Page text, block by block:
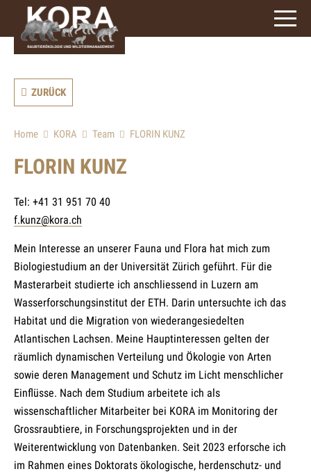
ZURÜCK
Home KORA Team FLORIN KUNZ
FLORIN KUNZ
Tel: +41 31 951 70 40
f.kunz@kora.ch
Mein Interesse an unserer Fauna und Flora hat mich zum
Biologiestudium an der Universität Zürich geführt. Für die
Masterarbeit studierte ich anschliessend in Luzern am
Wasserforschungsinstitut der ETH. Darin untersuchte ich das
Habitat und die Migration von wiederangesiedelten
Atlantischen Lachsen. Meine Hauptinteressen gelten der
räumlich dynamischen Verteilung und Ökologie von Arten
sowie deren Management und Schutz im Licht menschlicher
Einflüsse. Nach dem Studium arbeitete ich als
wissenschaftlicher Mitarbeiter bei KORA im Monitoring der
Grossraubtiere, in Forschungsprojekten und in der
Weiterentwicklung von Datenbanken. Seit 2023 erforsche ich
im Rahmen eines Doktorats ökologische, herdenschutz- und